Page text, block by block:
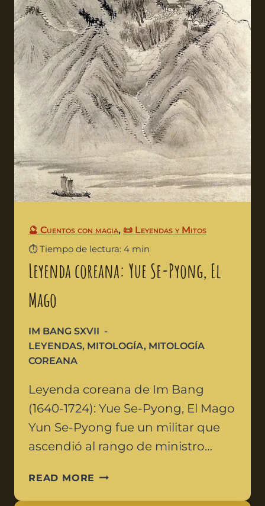
🔮 Cuentos con magia, 📜 Leyendas y Mitos
⏱️ Tiempo de lectura: 4 min
Leyenda coreana: Yue Se-Pyong, El
Mago
IM BANG SXVII
LEYENDAS, MITOLOGÍA, MITOLOGÍA
COREANA
Leyenda coreana de Im Bang
(1640-1724): Yue Se-Pyong, El Mago
Yun Se-Pyong fue un militar que
ascendió al rango de ministro…
READ MORE